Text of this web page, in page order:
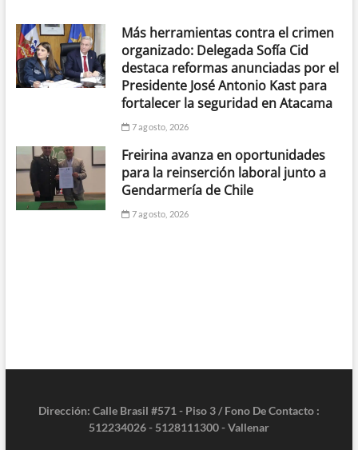
Más herramientas contra el crimen
organizado: Delegada Sofía Cid
destaca reformas anunciadas por el
Presidente José Antonio Kast para
fortalecer la seguridad en Atacama
7 agosto, 2026
Freirina avanza en oportunidades
para la reinserción laboral junto a
Gendarmería de Chile
7 agosto, 2026
Dirección: Calle Brasil #571 - Piso 3 / Fono De Contacto :
512234026 - 5128111300 - Vallenar